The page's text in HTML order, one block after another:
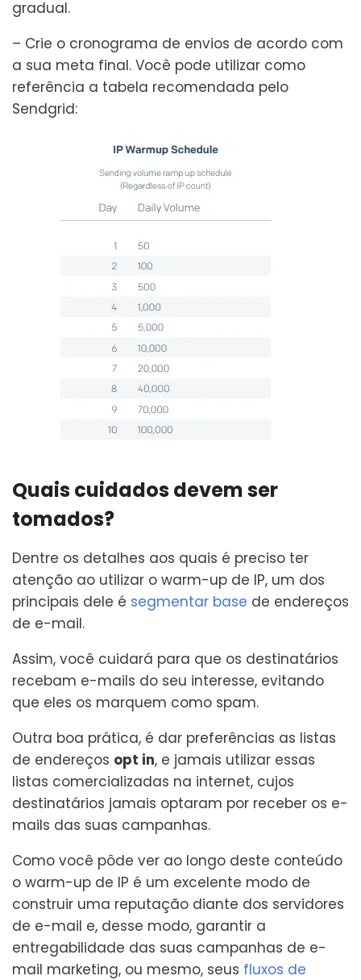
gradual.
– Crie o cronograma de envios de acordo com
a sua meta final. Você pode utilizar como
referência a tabela recomendada pelo
Sendgrid:
Quais cuidados devem ser
tomados?
Dentre os detalhes aos quais é preciso ter
atenção ao utilizar o warm-up de IP, um dos
principais dele é segmentar base de endereços
de e-mail.
Assim, você cuidará para que os destinatários
recebam e-mails do seu interesse, evitando
que eles os marquem como spam.
Outra boa prática, é dar preferências as listas
de endereços opt in, e jamais utilizar essas
listas comercializadas na internet, cujos
destinatários jamais optaram por receber os e-
mails das suas campanhas.
Como você pôde ver ao longo deste conteúdo
o warm-up de IP é um excelente modo de
construir uma reputação diante dos servidores
de e-mail e, desse modo, garantir a
entregabilidade das suas campanhas de e-
mail marketing, ou mesmo, seus fluxos de